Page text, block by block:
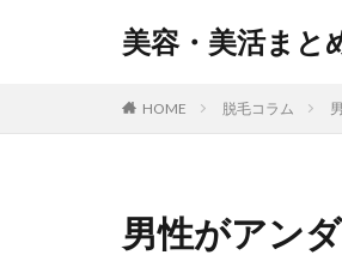
美容・美活まと
HOME 脱毛コラム
男性がアン